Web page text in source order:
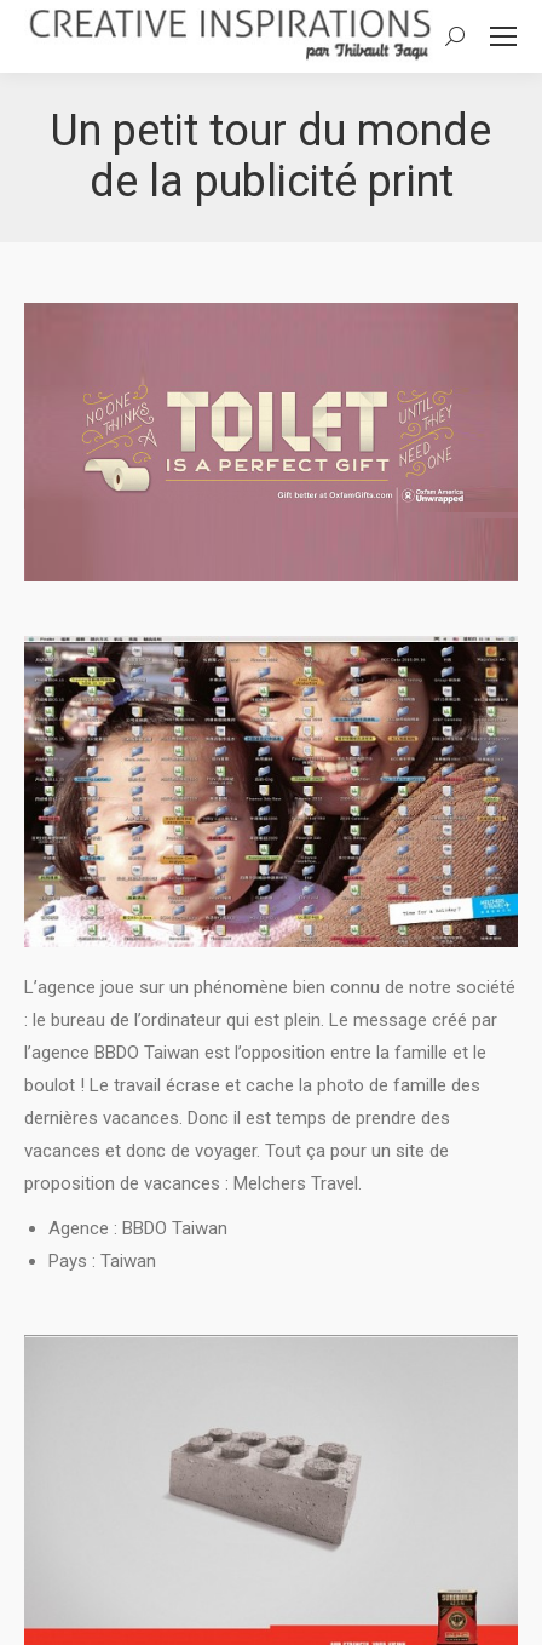
Search:
Un petit tour du monde
de la publicité print
L’agence joue sur un phénomène bien connu de notre société
: le bureau de l’ordinateur qui est plein. Le message créé par
l’agence BBDO Taiwan est l’opposition entre la famille et le
boulot ! Le travail écrase et cache la photo de famille des
dernières vacances. Donc il est temps de prendre des
vacances et donc de voyager. Tout ça pour un site de
proposition de vacances : Melchers Travel.
Agence : BBDO Taiwan
Pays : Taiwan